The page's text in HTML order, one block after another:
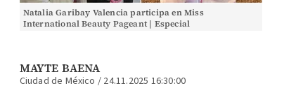
Natalia Garibay Valencia participa en Miss
International Beauty Pageant | Especial
MAYTE BAENA
Ciudad de México / 24.11.2025 16:30:00